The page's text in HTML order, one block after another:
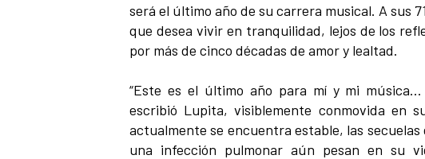
será el último año de su carrera musical. A sus
que desea vivir en tranquilidad, lejos de los
por más de cinco décadas de amor y lealtad.
“Este es el último año para mí y mi música…
escribió Lupita, visiblemente conmovida en
actualmente se encuentra estable, las
una infección pulmonar aún pesan en su